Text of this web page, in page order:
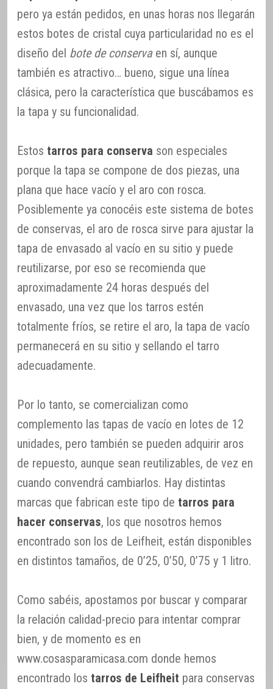
pero ya están pedidos, en unas horas nos llegarán
estos botes de cristal cuya particularidad no es el
diseño del bote de conservaen sí, aunque
también es atractivo… bueno, sigue una línea
clásica, pero la característica que buscábamos es
la tapa y su funcionalidad.
Estos tarros para conserva son especiales
porque la tapa se compone de dos piezas, una
plana que hace vacío y el aro con rosca.
Posiblemente ya conocéis este sistema de botes
de conservas, el aro de rosca sirve para ajustar la
tapa de envasado al vacío en su sitio y puede
reutilizarse, por eso se recomienda que
aproximadamente 24 horas después del
envasado, una vez que los tarros estén
totalmente fríos, se retire el aro, la tapa de vacío
permanecerá en su sitio y sellando el tarro
adecuadamente.
Por lo tanto, se comercializan como
complemento las tapas de vacío en lotes de 12
unidades, pero también se pueden adquirir aros
de repuesto, aunque sean reutilizables, de vez en
cuando convendrá cambiarlos. Hay distintas
marcas que fabrican este tipo de tarros para
hacer conservas, los que nosotros hemos
encontrado son los de Leifheit, están disponibles
en distintos tamaños, de 0’25, 0’50, 0’75 y 1 litro.
Como sabéis, apostamos por buscar y comparar
la relación calidad-precio para intentar comprar
bien, y de momento es en
www.cosasparamicasa.com donde hemos
encontrado los tarros de Leifheit para conservas